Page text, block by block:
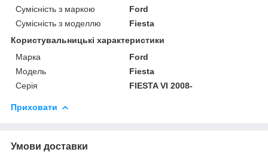
Сумісність з маркою
Ford
Сумісність з моделлю
Fiesta
Користувальницькі характеристики
Марка
Ford
Модель
Fiesta
Серія
FIESTA VI 2008-
Приховати
Умови доставки